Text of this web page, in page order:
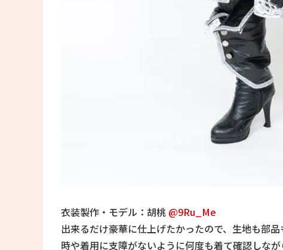
衣装製作・モデル：胡桃 @9Ru_Me
出来るだけ豪華に仕上げたかったので、生地も部
時や着用に支障がないように何度も着て確認しなが